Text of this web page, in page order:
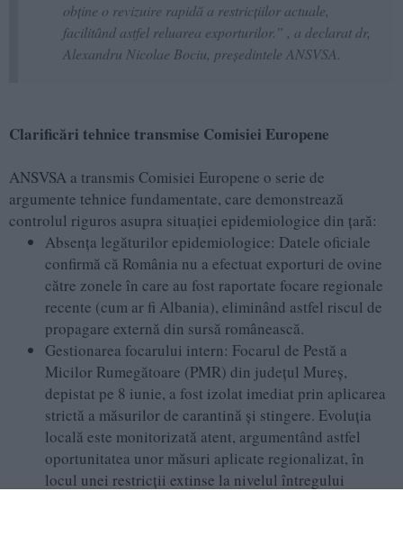
obține o revizuire rapidă a restricțiilor actuale,
facilitând astfel reluarea exporturilor.” , a declarat dr,
Alexandru Nicolae Bociu, președintele ANSVSA.
Clarificări tehnice transmise Comisiei Europene
ANSVSA a transmis Comisiei Europene o serie de
argumente tehnice fundamentate, care demonstrează
controlul riguros asupra situației epidemiologice din țară:
Absența legăturilor epidemiologice: Datele oficiale
confirmă că România nu a efectuat exporturi de ovine
către zonele în care au fost raportate focare regionale
recente (cum ar fi Albania), eliminând astfel riscul de
propagare externă din sursă românească.
Gestionarea focarului intern: Focarul de Pestă a
Micilor Rumegătoare (PMR) din județul Mureș,
depistat pe 8 iunie, a fost izolat imediat prin aplicarea
strictă a măsurilor de carantină și stingere. Evoluția
locală este monitorizată atent, argumentând astfel
oportunitatea unor măsuri aplicate regionalizat, în
locul unei restricții extinse la nivelul întregului